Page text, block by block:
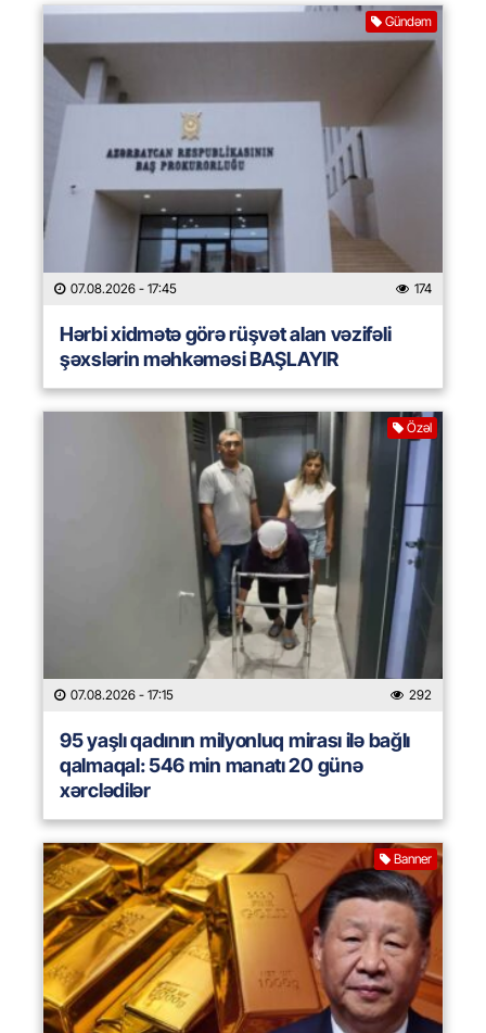
Gündəm
07.08.2026 - 17:45 174
Hərbi xidmətə görə rüşvət alan vəzifəli
şəxslərin məhkəməsi BAŞLAYIR
Özəl
07.08.2026 - 17:15 292
95 yaşlı qadının milyonluq mirası ilə bağlı
qalmaqal: 546 min manatı 20 günə
xərclədilər
Banner